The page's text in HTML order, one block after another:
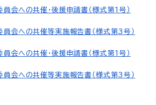
会への共催・後援申請書（様式第1号）
員会への共催等実施報告書（様式第3号）
会への共催・後援申請書（様式第1号）
員会への共催等実施報告書（様式第3号）